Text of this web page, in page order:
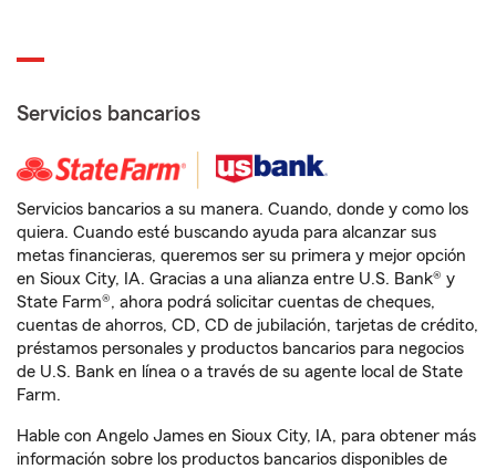
Servicios bancarios
Servicios bancarios a su manera. Cuando, donde y como los
quiera. Cuando esté buscando ayuda para alcanzar sus
metas financieras, queremos ser su primera y mejor opción
en Sioux City, IA. Gracias a una alianza entre U.S. Bank® y
State Farm®, ahora podrá solicitar cuentas de cheques,
cuentas de ahorros, CD, CD de jubilación, tarjetas de crédito,
préstamos personales y productos bancarios para negocios
de U.S. Bank en línea o a través de su agente local de State
Farm.
Hable con Angelo James en Sioux City, IA, para obtener más
información sobre los productos bancarios disponibles de